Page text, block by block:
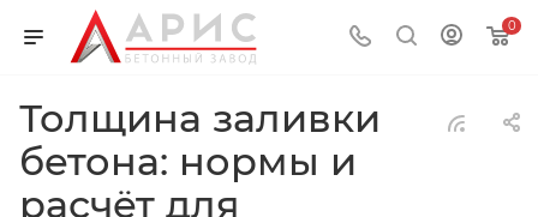
0
Толщина заливки
бетона: нормы и
расчёт для